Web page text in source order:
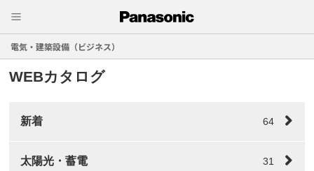
電気・建築設備（ビジネス）
WEBカタログ
新着 64
太陽光・蓄電 31